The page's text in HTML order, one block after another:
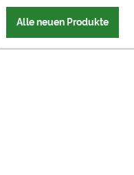
Alle neuen Produkte